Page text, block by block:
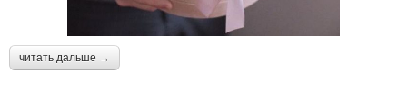
читать дальше →